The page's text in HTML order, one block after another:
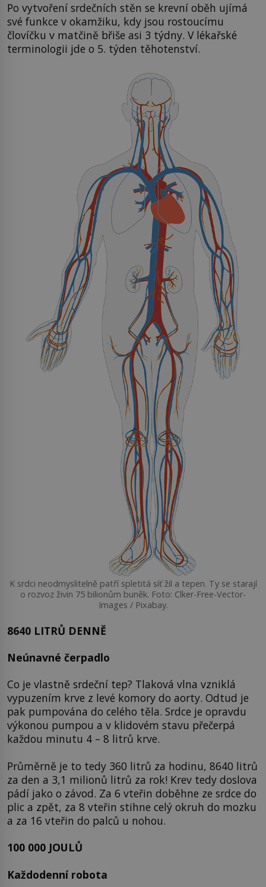
Po vytvoření srdečních stěn se krevní oběh ujímá
své funkce v okamžiku, kdy jsou rostoucímu
človíčku v matčině břiše asi 3 týdny. V lékařské
terminologii jde o 5. týden těhotenství.
K srdci neodmyslitelně patří spletitá síť žil a tepen. Ty se starají
o rozvoz živin 75 bilionům buněk. Foto: Clker-Free-Vector-
Images / Pixabay.
8640 LITRŮ DENNĚ
Neúnavné čerpadlo
Co je vlastně srdeční tep? Tlaková vlna vzniklá
vypuzením krve z levé komory do aorty. Odtud je
pak pumpována do celého těla. Srdce je opravdu
výkonou pumpou a v klidovém stavu přečerpá
každou minutu 4 – 8 litrů krve.
Průměrně je to tedy 360 litrů za hodinu, 8640 litrů
za den a 3,1 milionů litrů za rok! Krev tedy doslova
pádí jako o závod. Za 6 vteřin doběhne ze srdce do
plic a zpět, za 8 vteřin stihne celý okruh do mozku
a za 16 vteřin do palců u nohou.
100 000 JOULŮ
Každodenní robota